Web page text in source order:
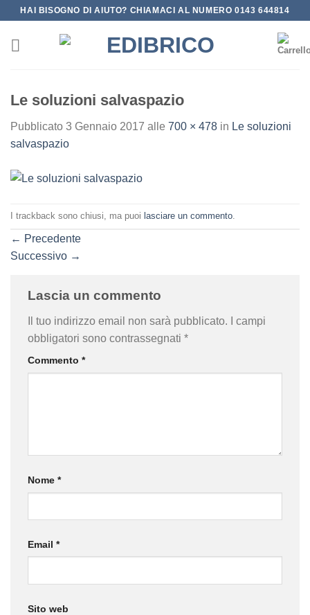
Salta
contenuti
HAI BISOGNO DI AIUTO? CHIAMACI AL NUMERO 0143 644814
Le soluzioni salvaspazio
Pubblicato 3 Gennaio 2017 alle 700 × 478 in Le soluzioni
salvaspazio
I trackback sono chiusi, ma puoi lasciare un commento
← Precedente
Successivo →
Lascia un commento
Il tuo indirizzo email non sarà pubblicato.
I campi
obbligatori sono contrassegnati *
Commento *
Nome *
Email *
Sito web